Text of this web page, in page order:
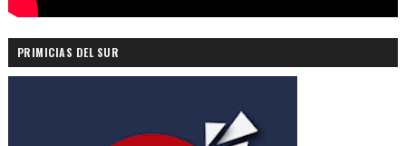
PRIMICIAS DEL SUR